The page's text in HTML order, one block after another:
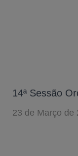
14ª Sessão
23 de Março de